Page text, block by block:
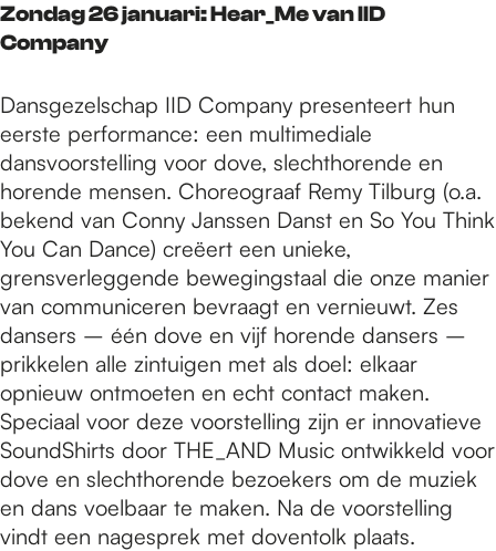
Zondag 26 januari: Hear_Me van IID
Company
Dansgezelschap IID Company presenteert hun
eerste performance: een multimediale
dansvoorstelling voor dove, slechthorende en
horende mensen. Choreograaf Remy Tilburg (o.a.
bekend van Conny Janssen Danst en So You Think
You Can Dance) creëert een unieke,
grensverleggende bewegingstaal die onze manier
van communiceren bevraagt en vernieuwt. Zes
dansers – één dove en vijf horende dansers –
prikkelen alle zintuigen met als doel: elkaar
opnieuw ontmoeten en echt contact maken.
Speciaal voor deze voorstelling zijn er innovatieve
SoundShirts door THE_AND Music ontwikkeld voor
dove en slechthorende bezoekers om de muziek
en dans voelbaar te maken. Na de voorstelling
vindt een nagesprek met doventolk plaats.